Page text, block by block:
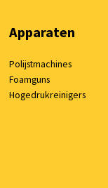
Apparaten
Polijstmachines
Foamguns
Hogedrukreinigers